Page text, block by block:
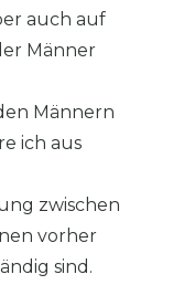
auch auf
Männer
Männern
ich aus
zwischen
vorher
sind.